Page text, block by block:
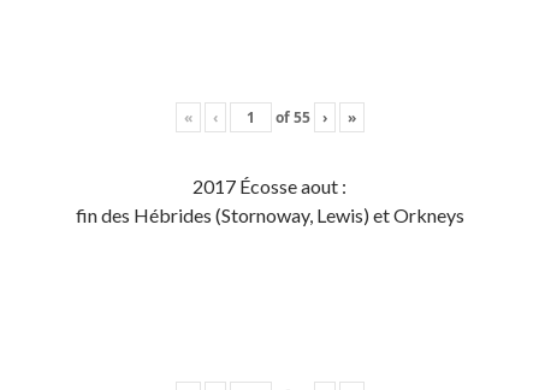
« ‹ of55 › »
2017 Écosse aout :
fin des Hébrides (Stornoway, Lewis) et Orkneys